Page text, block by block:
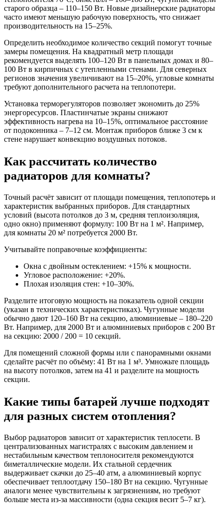
старого образца – 110–150 Вт. Новые дизайнерские радиаторы
часто имеют меньшую рабочую поверхность, что снижает
производительность на 15–25%.
Определить необходимое количество секций помогут точные
замеры помещения. На квадратный метр площади
рекомендуется выделять 100–120 Вт в панельных домах и 80–
100 Вт в кирпичных с утепленными стенами. Для северных
регионов значения увеличивают на 15–20%, угловые комнаты
требуют дополнительного расчета на теплопотери.
Установка терморегуляторов позволяет экономить до 25%
энергоресурсов. Пластинчатые экраны снижают
эффективность нагрева на 10–15%, оптимальное расстояние
от подоконника – 7–12 см. Монтаж приборов ближе 3 см к
стене нарушает конвекцию воздушных потоков.
Как рассчитать количество
радиаторов для комнаты?
Точный расчёт зависит от площади помещения, теплопотерь и
характеристик выбранных приборов. Для стандартных
условий (высота потолков до 3 м, средняя теплоизоляция,
одно окно) применяют формулу: 100 Вт на 1 м². Например,
для комнаты 20 м² потребуется 2000 Вт.
Учитывайте поправочные коэффициенты:
Окна с двойным остеклением: +15% к мощности.
Угловое расположение: +20%.
Плохая изоляция стен: +10–30%.
Разделите итоговую мощность на показатель одной секции
(указан в технических характеристиках). Чугунные модели
обычно дают 120–160 Вт на секцию, алюминиевые – 180–220
Вт. Например, для 2000 Вт и алюминиевых приборов с 200 Вт
на секцию: 2000 / 200 = 10 секций.
Для помещений сложной формы или с панорамными окнами
сделайте расчёт по объёму: 41 Вт на 1 м³. Умножьте площадь
на высоту потолков, затем на 41 и разделите на мощность
секции.
Какие типы батарей лучше подходят
для разных систем отопления?
Выбор радиаторов зависит от характеристик теплосети. В
централизованных магистралях с высоким давлением и
нестабильным качеством теплоносителя рекомендуются
биметаллические модели. Их стальной сердечник
выдерживает скачки до 25–40 атм, а алюминиевый корпус
обеспечивает теплоотдачу 150–180 Вт на секцию. Чугунные
аналоги менее чувствительны к загрязнениям, но требуют
больше места из-за массивности (одна секция весит 5–7 кг).